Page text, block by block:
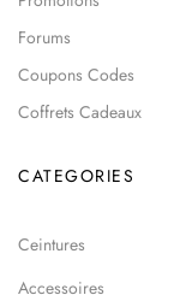
Forums
Coupons Codes
Coffrets Cadeaux
CATEGORIES
Ceintures
Accessoires